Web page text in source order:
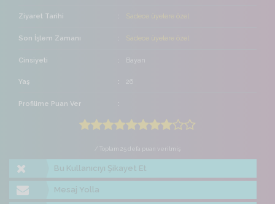
Ziyaret Tarihi Sadece üyelere özel
Son İşlem Zamanı Sadece üyelere özel
Cinsiyeti Bayan
Yaş 26
Profilime Puan Ver
/ Toplam 25 defa puan verilmiş
Bu Kullanıcıyı Şikayet Et
Mesaj Yolla